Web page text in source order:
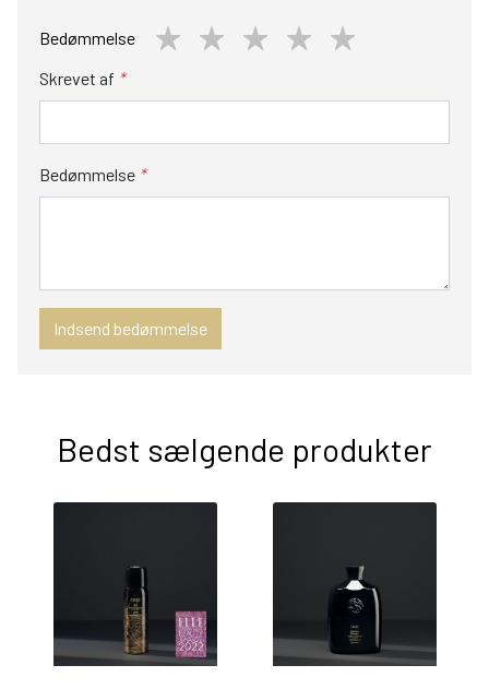
Bedømmelse
Skrevet af *
Bedømmelse *
Indsend bedømmelse
Bedst sælgende produkter